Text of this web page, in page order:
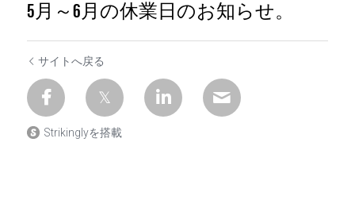
5月～6月の休業日のお知らせ。
サイトへ戻る
Strikinglyを搭載